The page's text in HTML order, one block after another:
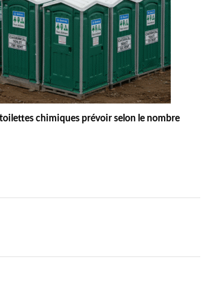
chimiques prévoir selon le nombre